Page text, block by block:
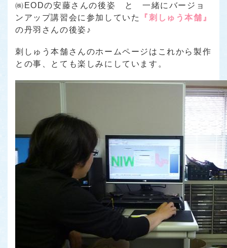
㈱EODの安藤さんの後姿 と 一緒にバージョ
ンアップ講習会に参加していた
『刺しゅう本舗』
の丹羽さんの後姿♪
刺しゅう本舗さんのホームページはこれから製作
との事、とても楽しみにしています。